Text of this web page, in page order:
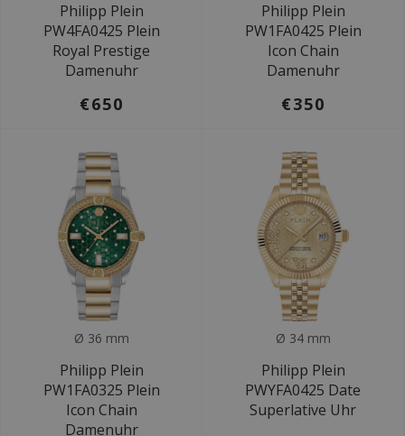
Philipp Plein
PW4FA0425 Plein
Royal Prestige
Damenuhr
€650
Philipp Plein
PW1FA0425 Plein
Icon Chain
Damenuhr
€350
Ø 36 mm
Philipp Plein
PW1FA0325 Plein
Icon Chain
Damenuhr
Ø 34 mm
Philipp Plein
PWYFA0425 Date
Superlative Uhr